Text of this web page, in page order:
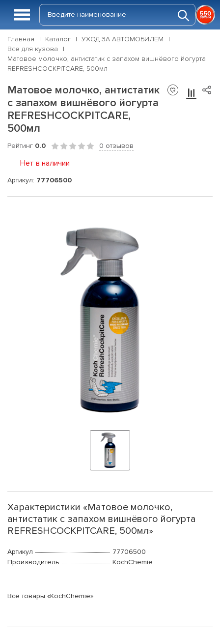
Главная Каталог
УХОД ЗА АВТОМОБИЛЕМ
Все для кузова
Матовое молочко, антистатик с запахом вишнёвого йогурта
REFRESHCOCKPITCARE, 500мл
Матовое молочко, антистатик
с запахом вишнёвого йогурта
REFRESHCOCKPITCARE,
500мл
Рейтинг 0.0 0 отзывов
Нет в наличии
Артикул: 77706500
Характеристики «Матовое молочко,
антистатик с запахом вишнёвого йогурта
REFRESHCOCKPITCARE, 500мл»
Артикул
77706500
Производитель
KochChemie
Все товары «KochChemie»